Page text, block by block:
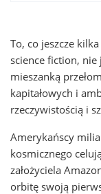
To, co jeszcze
science fiction, nie
mieszanką
kapitałowych i
rzeczywistością i
Amerykańscy
kosmicznego
założyciela
orbitę swoją